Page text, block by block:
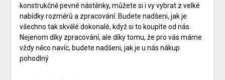
konstrukčně pevné nástěnky, můžete si i vy vybrat z velké
nabídky rozměrů a zpracování. Budete nadšeni, jak je
všechno tak skvělé dokonalé, když si to koupíte od nás.
Nejenom díky zpracování, ale díky tomu, že pro vás máme
vždy něco navíc, budete nadšeni, jak je u nás nákup
pohodlný